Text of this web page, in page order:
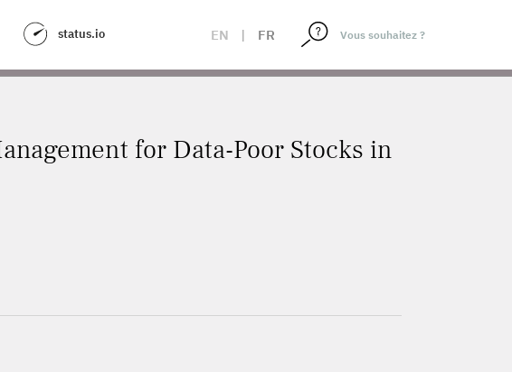
status.io EN | FR
FISHERIES: DRUMFISH
for Data-Poor Stocks in